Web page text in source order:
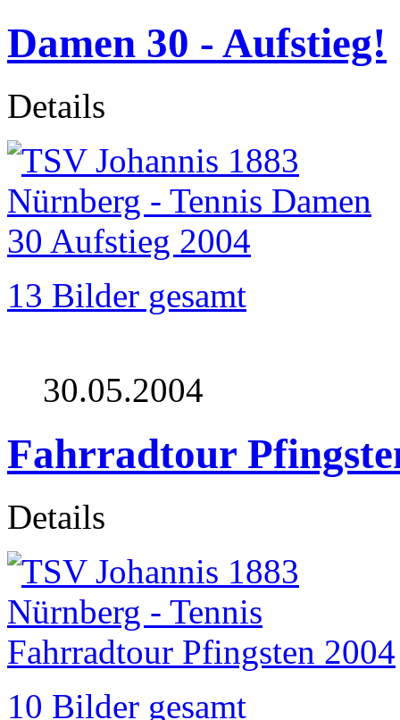
Damen 30 - Aufstieg!
Details
13 Bilder gesamt
30.05.2004
Fahrradtour
Details
10 Bilder gesamt